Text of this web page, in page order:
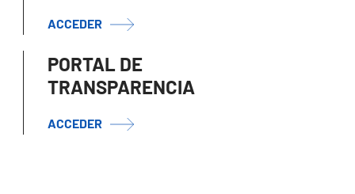
ACCEDER
PORTAL DE
TRANSPARENCIA
ACCEDER